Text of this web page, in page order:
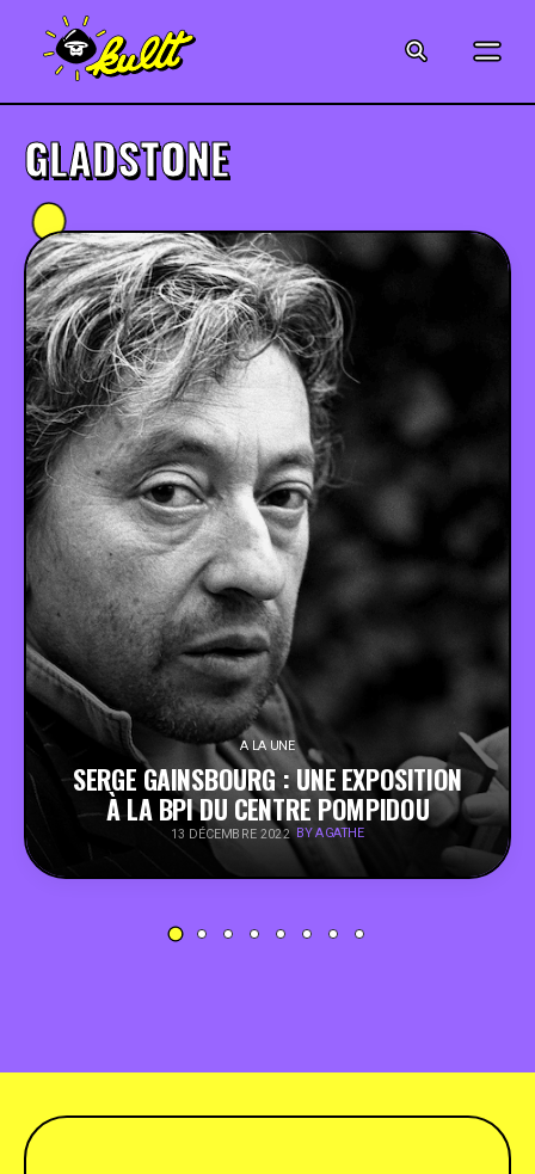
MUSIQUE
CRÉATION
ART
JEUX-VIDÉO
VINTAGE
PEOPLE
FOOD
BONS PLANS
SOUTENEZ KULTT
GLADSTONE
A LA UNE
SERGE GAINSBOURG : UNE EXPOSITION
À LA BPI DU CENTRE POMPIDOU
13 DÉCEMBRE 2022 BY AGATHE